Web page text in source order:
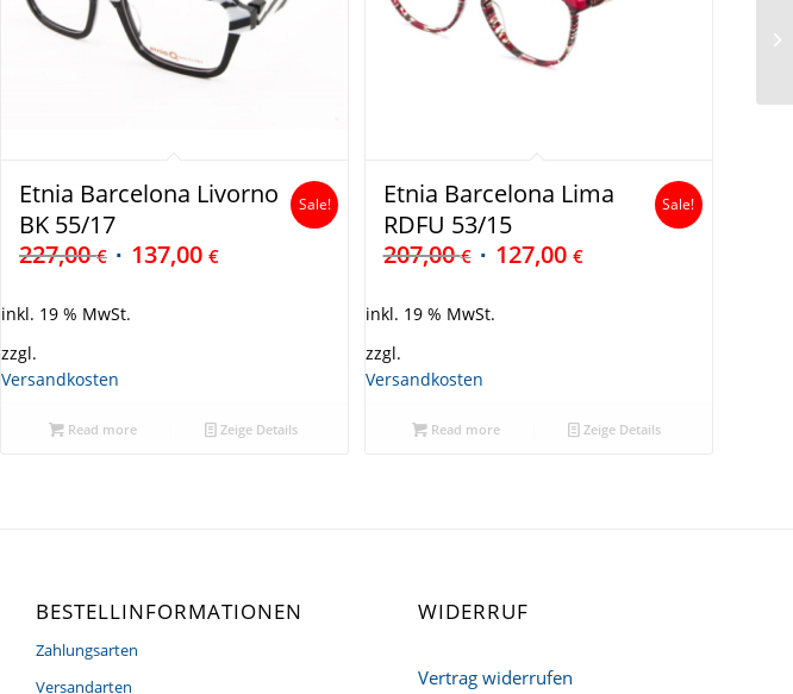
Etnia Barcelona Livorno
BK 55/17
227,00€ 137,00€
Sale!
inkl. 19 % MwSt.
zzgl.
Versandkosten
Read more Zeige Details
Etnia Barcelona Lima
RDFU 53/15
207,00€ 127,00 €
Sale!
inkl. 19 % MwSt.
zzgl.
Versandkosten
Read more Zeige Details
BESTELLINFORMATIONEN
Zahlungsarten
Versandarten
WIDERRUF
Vertrag widerrufen